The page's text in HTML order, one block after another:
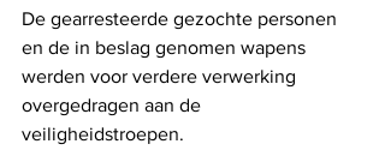
De gearresteerde gezochte personen
en de in beslag genomen wapens
werden voor verdere verwerking
overgedragen aan de
veiligheidstroepen.